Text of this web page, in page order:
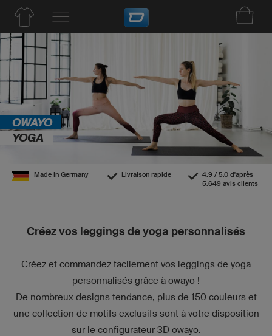
OWAYO
YOGA
Made in Germany Livraison rapide
4.9 / 5.0 d'après
5.649 avis clients
Créez vos leggings de yoga personnalisés
Créez et commandez facilement vos leggings de yoga
personnalisés grâce à owayo !
De nombreux designs tendance, plus de 150 couleurs et
une collection de motifs exclusifs sont à votre disposition
sur le configurateur 3D owayo.